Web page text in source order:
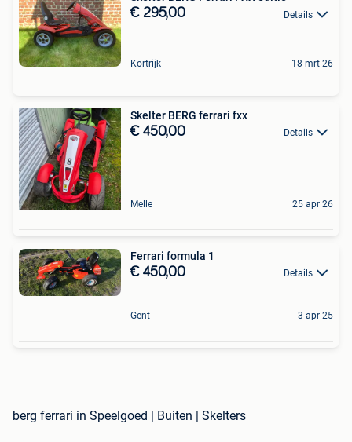
€ 295,00 Details
Kortrijk 18 mrt 26
Skelter BERG ferrari fxx
€ 450,00 Details
Melle 25 apr 26
Ferrari formula 1
€ 450,00 Details
Gent 3 apr 25
berg ferrari in Speelgoed | Buiten | Skelters